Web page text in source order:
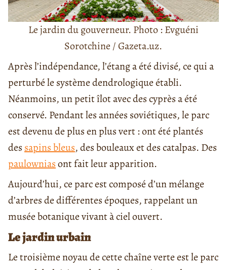
Le jardin du gouverneur. Photo : Evguéni
Sorotchine / Gazeta.uz.
Après l’indépendance, l’étang a été divisé, ce qui a
perturbé le système dendrologique établi.
Néanmoins, un petit îlot avec des cyprès a été
conservé. Pendant les années soviétiques, le parc
est devenu de plus en plus vert : ont été plantés
des sapins bleus, des bouleaux et des catalpas. Des
paulowniasont fait leur apparition.
Aujourd’hui, ce parc est composé d’un mélange
d’arbres de différentes époques, rappelant un
musée botanique vivant à ciel ouvert.
Le jardin urbain
Le troisième noyau de cette chaîne verte est le parc